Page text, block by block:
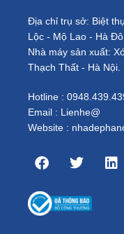
Địa chỉ trụ sở: Biệt
Lộc - Mộ Lao - Hà
Nhà máy sản xuất:
Thạch Thất - Hà Nội.
Hotline :
Email : Lienhe@
Website :